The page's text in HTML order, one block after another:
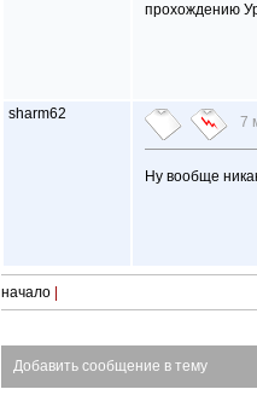
прохождению
sharm62 7
Ну вообще
начало
Добавить сообщение в тему